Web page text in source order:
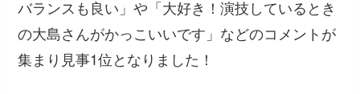
バランスも良い」や 「大好き！演技しているとき
の大島さんがかっこいいです」 などのコメントが
集まり見事1位となりました！